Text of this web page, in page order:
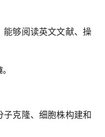
够阅读英文文献、操
克隆、细胞株构建和